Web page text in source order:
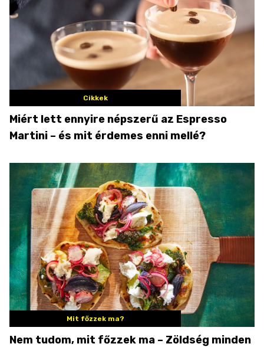
Cikkek
Miért lett ennyire népszerű az Espresso
Martini – és mit érdemes enni mellé?
Mit főzzek ma?
Nem tudom, mit főzzek ma – Zöldség minden